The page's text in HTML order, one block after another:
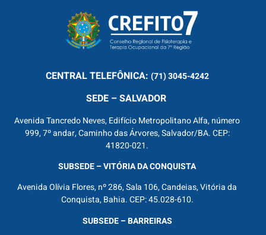
CENTRALTELEFÔNICA: (71) 3045-4242
SEDE – SALVADOR
Avenida Tancredo Neves, Edifício Metropolitano Alfa, número
999, 7º andar, Caminho das Árvores, Salvador/BA. CEP:
41820-021.
SUBSEDE – VITÓRIA DA CONQUISTA
Avenida Olívia Flores, nº 286, Sala 106, Candeias, Vitória da
Conquista, Bahia. CEP: 45.028-610.
SUBSEDE – BARREIRAS